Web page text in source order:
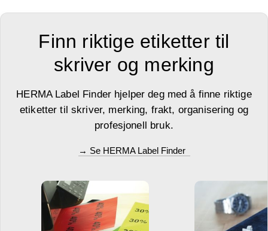
Finn riktige etiketter til
skriver og merking
HERMA Label Finder hjelper deg med å finne riktige
etiketter til skriver, merking, frakt, organisering og
profesjonell bruk.
→ Se HERMA Label Finder